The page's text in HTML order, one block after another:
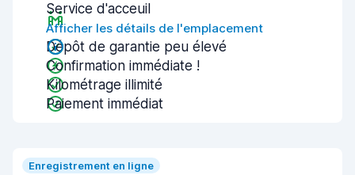
Service d'acceuil
Afficher les détails de l'emplacement
Dépôt de garantie peu élevé
Confirmation immédiate !
Kilométrage illimité
Paiement immédiat
Enregistrement en ligne